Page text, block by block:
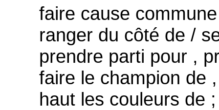
faire cause
ranger du côté de /
prendre parti pour ,
faire le champion de
haut les couleurs de